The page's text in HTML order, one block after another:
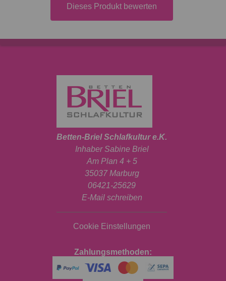
Dieses Produkt bewerten
Betten-Briel Schlafkultur e.K.
Inhaber Sabine Briel
Am Plan 4 + 5
35037 Marburg
06421-25629
E-Mail schreiben
Cookie Einstellungen
Zahlungsmethoden: